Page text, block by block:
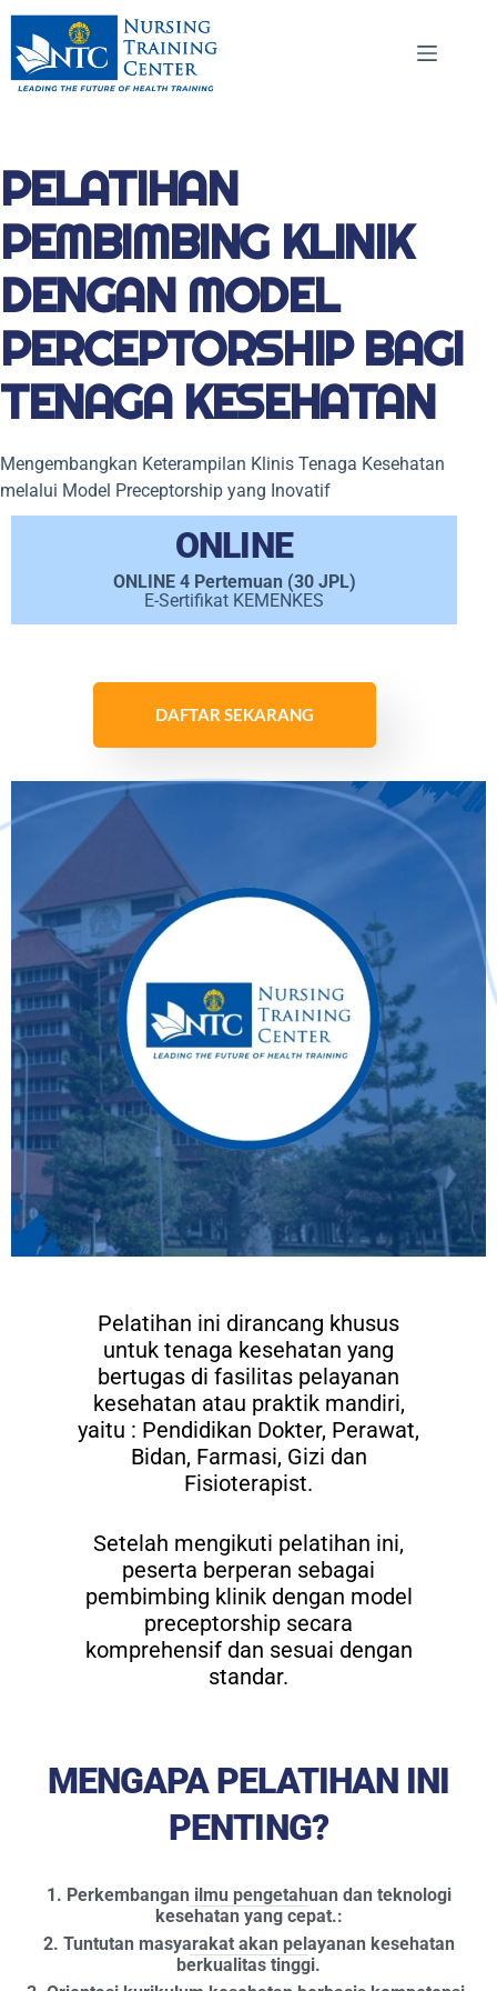
PELATIHAN
PEMBIMBING KLINIK
DENGAN MODEL
PERCEPTORSHIP BAGI
TENAGA KESEHATAN
Mengembangkan Keterampilan Klinis Tenaga Kesehatan
melalui Model Preceptorship yang Inovatif
ONLINE
ONLINE 4 Pertemuan (30 JPL)
E-Sertifikat KEMENKES
DAFTAR SEKARANG
Pelatihan ini dirancang khusus
untuk tenaga kesehatan yang
bertugas di fasilitas pelayanan
kesehatan atau praktik mandiri,
yaitu : Pendidikan Dokter, Perawat,
Bidan, Farmasi, Gizi dan
Fisioterapist.
Setelah mengikuti pelatihan ini,
peserta berperan sebagai
pembimbing klinik dengan model
preceptorship secara
komprehensif dan sesuai dengan
standar.
MENGAPA PELATIHAN INI
PENTING?
1. Perkembangan ilmu pengetahuan dan teknologi
kesehatan yang cepat.:
2. Tuntutan masyarakat akan pelayanan kesehatan
berkualitas tinggi.